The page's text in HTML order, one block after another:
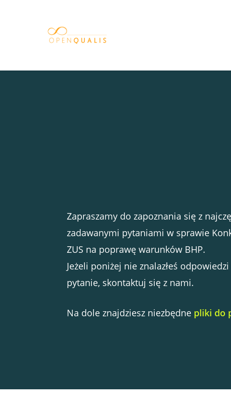
Zapraszamy do zapoznania się z
zadawanymi pytaniami w sprawie
ZUS na poprawę warunków BHP.
Jeżeli poniżej nie znalazłeś
pytanie, skontaktuj się z nami.
Na dole znajdziesz niezbędne pliki do